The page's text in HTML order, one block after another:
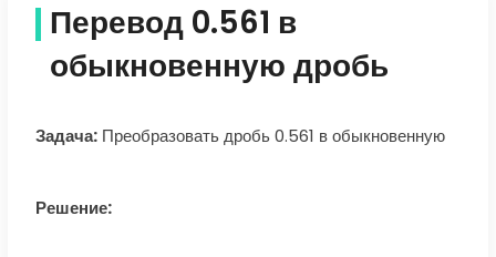
Перевод 0.561 в
обыкновенную дробь
Задача:Преобразовать дробь 0.561 в обыкновенную
Решение: